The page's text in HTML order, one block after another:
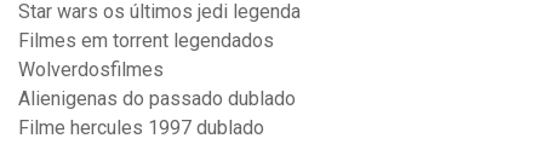
Star wars os últimos jedi legenda
Filmes em torrent legendados
Wolverdosfilmes
Alienigenas do passado dublado
Filme hercules 1997 dublado